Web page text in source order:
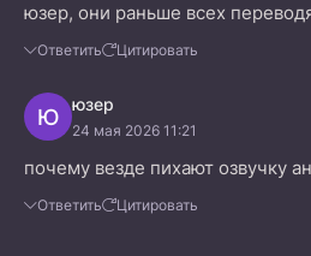
юзер, они раньше всех
Ответить Цитировать
Ю юзер
24 мая 2026 11:21
почему везде пихают озвучку
Ответить Цитировать